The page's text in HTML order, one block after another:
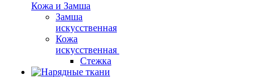
Кожа и Замша
Замша
искусственная
Кожа
искусственная
Стежка